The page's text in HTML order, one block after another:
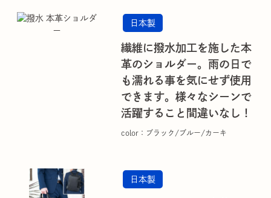
日本製
繊維に撥水加工を施した本
革のショルダー。雨の日で
も濡れる事を気にせず使用
できます。様々なシーンで
活躍すること間違いなし！
color：ブラック/ブルー/カーキ
日本製